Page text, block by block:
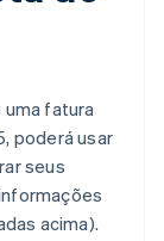
fatura
poderá usar
seus
acima).